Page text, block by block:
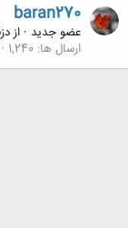
baran270
عضو جدید · از
ارسال ها 1,240